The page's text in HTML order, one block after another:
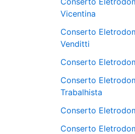
Vicentina
Conserto
Venditti
Conserto
Conserto
Trabalhista
Conserto
Conserto